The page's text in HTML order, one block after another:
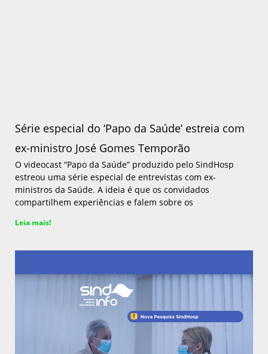
Série especial do ‘Papo da Saúde’ estreia com
ex-ministro José Gomes Temporão
O videocast “Papo da Saúde” produzido pelo SindHosp
estreou uma série especial de entrevistas com ex-
ministros da Saúde. A ideia é que os convidados
compartilhem experiências e falem sobre os
Leia mais!